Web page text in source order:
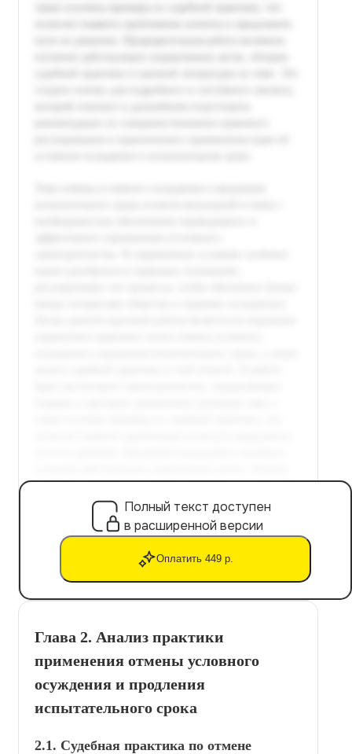
Полный текст доступен
в расширенной версии
Оплатить 449 р.
Глава 2. Анализ практики
применения отмены условного
осуждения и продления
испытательного срока
2.1. Судебная практика по отмене